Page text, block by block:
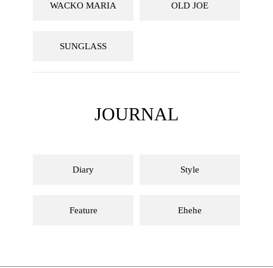
WACKO MARIA OLD JOE
SUNGLASS
JOURNAL
Diary Style
Feature Ehehe